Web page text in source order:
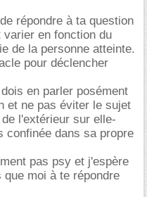
répondre à ta question
en fonction du
de la personne atteinte.
pour déclencher
en parler posément
et ne pas éviter le sujet
l'extérieur sur elle-
confinée dans sa propre
pas psy et j'espère
moi à te répondre